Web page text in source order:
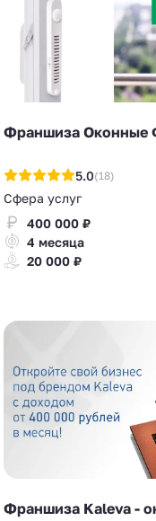
Франшиза Оконные
5.0(18)
Сфера услуг
400 000 ₽
4 месяца
20 000 ₽
Франшиза Kaleva -